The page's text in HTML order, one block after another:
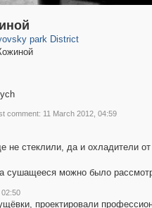
park District
42
comment: 11 March 2012, 04:59
не стеклили, да и охладители
сушащееся можно было
проектировали